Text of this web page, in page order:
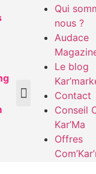
Qui
nous ?
Audace
Le blog
Contact
Conseil
Kar’Ma
Offres